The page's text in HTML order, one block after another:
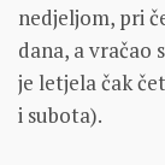
nedjeljom, pri
dana, a vračao
je letjela čak
i subota).